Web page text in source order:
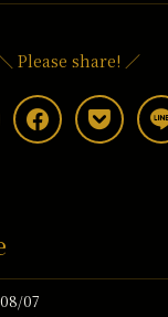
Please share! ／
07